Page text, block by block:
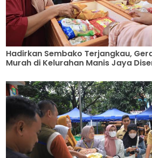
Hadirkan Sembako Terjangkau,
Murah di Kelurahan Manis Jaya